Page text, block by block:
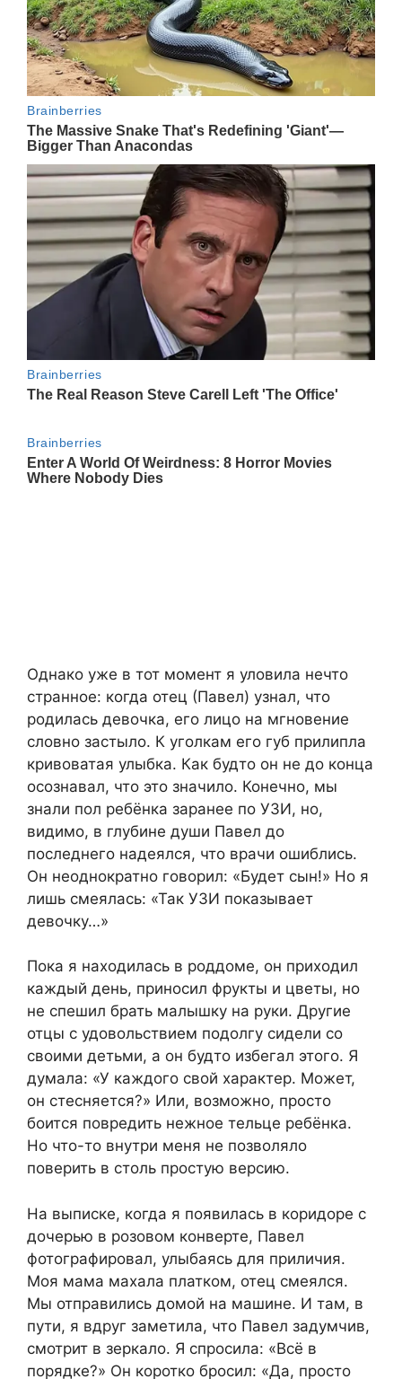
Однако уже в тот момент я уловила нечто
странное: когда отец (Павел) узнал, что
родилась девочка, его лицо на мгновение
словно застыло. К уголкам его губ прилипла
кривоватая улыбка. Как будто он не до конца
осознавал, что это значило. Конечно, мы
знали пол ребёнка заранее по УЗИ, но,
видимо, в глубине души Павел до
последнего надеялся, что врачи ошиблись.
Он неоднократно говорил: «Будет сын!» Но я
лишь смеялась: «Так УЗИ показывает
девочку…»
Пока я находилась в роддоме, он приходил
каждый день, приносил фрукты и цветы, но
не спешил брать малышку на руки. Другие
отцы с удовольствием подолгу сидели со
своими детьми, а он будто избегал этого. Я
думала: «У каждого свой характер. Может,
он стесняется?» Или, возможно, просто
боится повредить нежное тельце ребёнка.
Но что-то внутри меня не позволяло
поверить в столь простую версию.
На выписке, когда я появилась в коридоре с
дочерью в розовом конверте, Павел
фотографировал, улыбаясь для приличия.
Моя мама махала платком, отец смеялся.
Мы отправились домой на машине. И там, в
пути, я вдруг заметила, что Павел задумчив,
смотрит в зеркало. Я спросила: «Всё в
порядке?» Он коротко бросил: «Да, просто